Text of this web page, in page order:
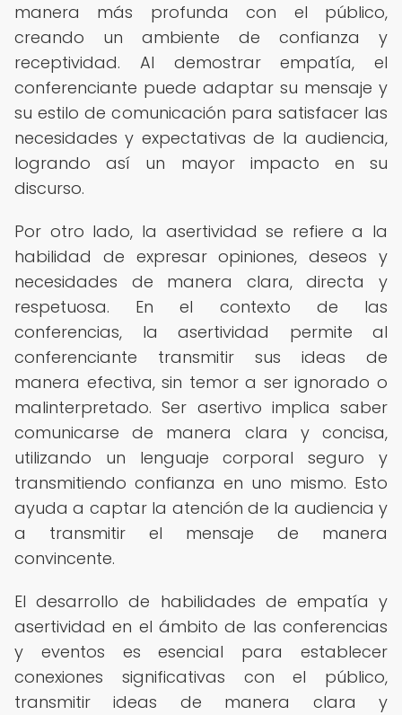
manera más profunda con el público,
creando un ambiente de confianza y
receptividad. Al demostrar empatía, el
conferenciante puede adaptar su mensaje y
su estilo de comunicación para satisfacer las
necesidades y expectativas de la audiencia,
logrando así un mayor impacto en su
discurso.
Por otro lado, la asertividad se refiere a la
habilidad de expresar opiniones, deseos y
necesidades de manera clara, directa y
respetuosa. En el contexto de las
conferencias, la asertividad permite al
conferenciante transmitir sus ideas de
manera efectiva, sin temor a ser ignorado o
malinterpretado. Ser asertivo implica saber
comunicarse de manera clara y concisa,
utilizando un lenguaje corporal seguro y
transmitiendo confianza en uno mismo. Esto
ayuda a captar la atención de la audiencia y
a transmitir el mensaje de manera
convincente.
El desarrollo de habilidades de empatía y
asertividad en el ámbito de las conferencias
y eventos es esencial para establecer
conexiones significativas con el público,
transmitir ideas de manera clara y